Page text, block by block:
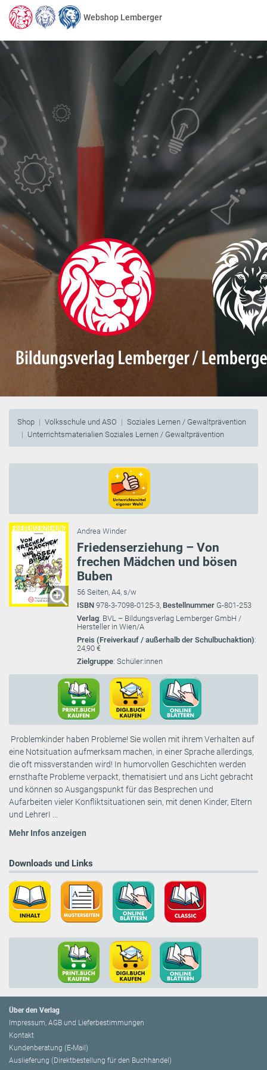
Webshop Lemberger
Shop Volksschule und ASO
Soziales Lernen / Gewaltprävention
Unterrichtsmaterialien Soziales Lernen / Gewaltprävention
Andrea Winder
Friedenserziehung – Von
frechen Mädchen und bösen
Buben
56 Seiten, A4, s/w
ISBN 978-3-7098-0125-3, Bestellnummer G-801-253
Verlag: BVL – Bildungsverlag Lemberger GmbH /
Hersteller in Wien/A
Preis (Freiverkauf / außerhalb der Schulbuchaktion):
24,90 €
Zielgruppe: Schüler:innen
Problemkinder haben Probleme! Sie wollen mit ihrem Verhalten auf
eine Notsituation aufmerksam machen, in einer Sprache allerdings,
die oft missverstanden wird! In humorvollen Geschichten werden
ernsthafte Probleme verpackt, thematisiert und ans Licht gebracht
und können so Ausgangspunkt für das Besprechen und
Aufarbeiten vieler Konfliktsituationen sein, mit denen Kinder, Eltern
und LehrerI ...
Mehr Infos anzeigen
Downloads und Links
Über den Verlag
Impressum, AGB und Lieferbestimmungen
Kontakt
Kundenberatung (E-Mail)
Auslieferung (Direktbestellung für den Buchhandel)